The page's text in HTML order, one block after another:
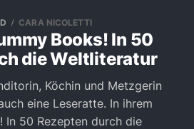
Books! In 50
die Weltliteratur
CARA NICOLETTI
Köchin und Metzgerin
eine Leseratte. In ihrem
In 50 Rezepten durch die